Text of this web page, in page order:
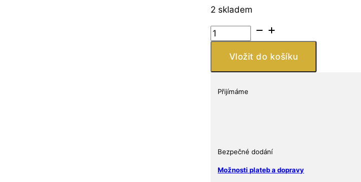
2 skladem
Stříbrná
mince
Bažinná
oz
Vložit do košíku
Přijímáme
Bezpečné dodání
Možnosti plateb a dopravy